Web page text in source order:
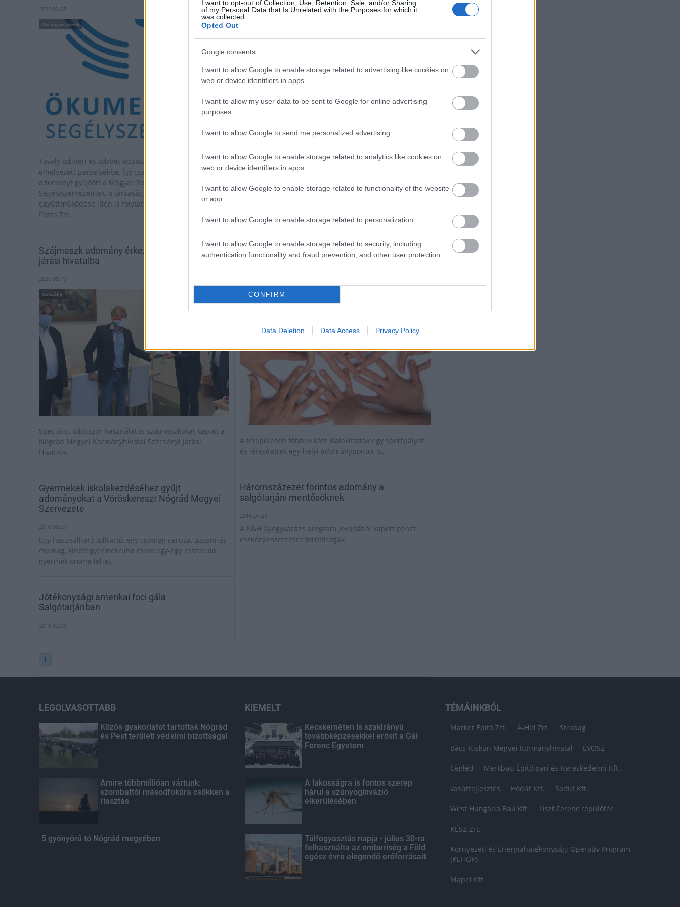
I want to opt-out of Collection, Use, Retention, Sale, and/or Sharing
of my Personal Data that Is Unrelated with the Purposes for which it
was collected.
Opted Out
Google consents
I want to allow Google to enable storage related to advertising like cookies on
web or device identifiers in apps.
I want to allow my user data to be sent to Google for online advertising
purposes.
I want to allow Google to send me personalized advertising.
I want to allow Google to enable storage related to analytics like cookies on
web or device identifiers in apps.
I want to allow Google to enable storage related to functionality of the website
or app.
I want to allow Google to enable storage related to personalization.
I want to allow Google to enable storage related to security, including
authentication functionality and fraud prevention, and other user protection.
CONFIRM
Data Deletion Data Access Privacy Policy
2022.02.08
Országos hírek
Tavaly többen és többet adakoztak a postákon
elhelyezett perselyekbe, így csaknem 11 millió forint
adományt gyűjtött a Magyar Posta Zrt. az Ökumenikus
Segélyszervezetnek, a társaság és a segélyszervezet
együttműködése idén is folytatódik - tudatta a Magyar
Posta Zrt.
Szájmaszk adomány érkezett a szécsényi
járási hivatalba
2020.05.19
Aktuális
Speciális, többször használatos szájmaszkokat kapott a
Nógrád Megyei Kormányhivatal Szécsényi Járási
Hivatala.
Gyermekek iskolakezdéséhez gyűjt
adományokat a Vöröskereszt Nógrád Megyei
Szervezete
2018.08.07
Egy használható tolltartó, egy csomag ceruza, uzsonnás
csomag, kinőtt gyermekruha mind egy-egy rászoruló
gyermek öröme lehet.
Jótékonysági amerikai foci gála
Salgótarjánban
2016.02.08
Mélyszegénységben élő gyerekeknek gyűjt az
evangélikus egyház
2021.12.07
Országos hírek
Az evangélikus egyház - csatlakozva az akcióhoz -
gyerekek javára.
Terényben hajtott végre fejleszést a Johannita
2020.05.06
Helyi hírek
A településen többek közt kialakítottak egy sportpályát
és létesítettek egy helyi adománypontot is.
Háromszázezer forintos adomány a
salgótarjáni mentősöknek
2016.07.25
A K&H Gyógyvarázs program jóvoltából kapott pénzt
eszközbeszerzésre fordíthatják.
1
LEGOLVASOTTABB
Közös gyakorlatot tartottak Nógrád
és Pest területi védelmi bizottságai
Amire többmillióan vártunk:
szombattól másodfokúra csökken a
riasztás
5 gyönyörű tó Nógrád megyében
KIEMELT
Kecskeméten is szakirányú
továbbképzésekkel erősít a Gál
Ferenc Egyetem
A lakosságra is fontos szerep
hárul a szúnyoginvázió
elkerülésében
Túlfogyasztás napja - július 30-ra
felhasználta az emberiség a Föld
egész évre elegendő erőforrásait
TÉMÁINKBÓL
Market Építő Zrt. A-Híd Zrt. Strabag
Bács-Kiskun Megyei Kormányhivatal ÉVOSZ
Cegléd Merkbau Építőipari és Kereskedelmi Kft.
vasútfejlesztés Hódút Kft. Soltút Kft.
West Hungária Bau Kft. Liszt Ferenc repülőtér
KÉSZ Zrt.
Környezeti és Energiahatékonysági Operatív Program
(KEHOP)
Mapei Kft